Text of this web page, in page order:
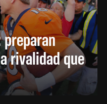
rivalidad que